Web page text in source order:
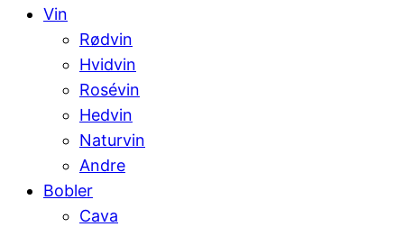
Vin
Rødvin
Hvidvin
Rosévin
Hedvin
Naturvin
Andre
Bobler
Cava